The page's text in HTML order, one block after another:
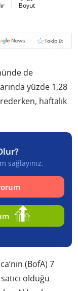
Boyut
de
yüzde 1,28
haftalık
sağlayınız.
(BofA) 7
olduğu